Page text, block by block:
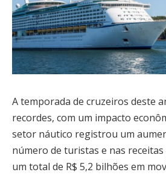
A temporada de cruzeiros deste
recordes, com um impacto
setor náutico registrou um
número de turistas e nas receitas
um total de R$ 5,2 bilhões em